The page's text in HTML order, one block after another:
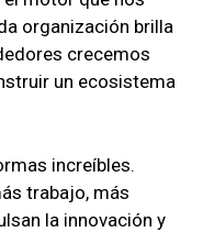
organización brilla
crecemos
un ecosistema
increíbles.
trabajo, más
la innovación y